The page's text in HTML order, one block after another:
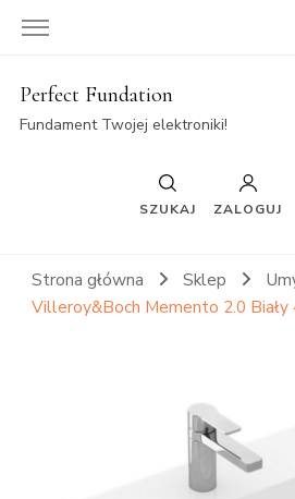
Perfect Fundation
Fundament Twojej elektroniki!
SZUKAJ ZALOGUJ
Strona główna Sklep
Villeroy&Boch Memento 2.0 Biały